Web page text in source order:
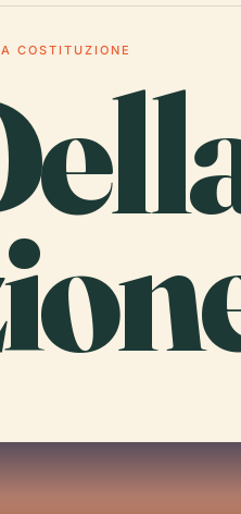
COSTITUZIONE